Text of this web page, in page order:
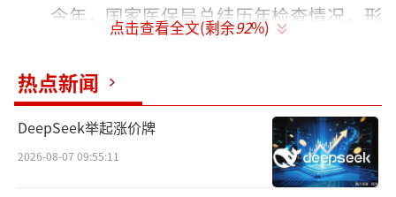
今年，国家医保局总结历年检查情况，形
成定点医疗机构违法违规问题清单，引导定点
医疗机构主动对照自查，通过自我管理提升医
保基金使用规范化水平，这是引导定点医疗机
构落实自我管理主体责任的重要举措，是医保
基金监管宽严相济理念的重要体现，是赋能定
点击查看全文(剩余92%)
热点新闻
DeepSeek举起涨价牌
2026-08-07 09:55:11